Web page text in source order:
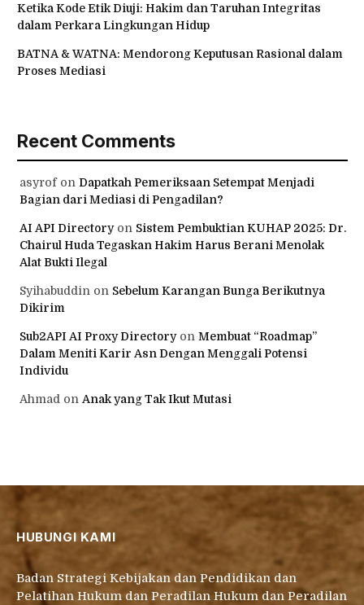
Ketika Kode Etik Diuji: Hakim dan Taruhan Integritas
dalam Perkara Lingkungan Hidup
BATNA & WATNA: Mendorong Keputusan Rasional dalam
Proses Mediasi
Recent Comments
asyrofon Dapatkah Pemeriksaan Setempat Menjadi
Bagian dari Mediasi di Pengadilan?
AI API Directoryon Sistem Pembuktian KUHAP 2025: Dr.
Chairul Huda Tegaskan Hakim Harus Berani Menolak
Alat Bukti Ilegal
Syihabuddin on Sebelum Karangan Bunga Berikutnya
Dikirim
Sub2API AI Proxy Directoryon Membuat “Roadmap”
Dalam Meniti Karir Asn Dengan Menggali Potensi
Individu
Ahmad on Anak yang Tak Ikut Mutasi
HUBUNGI KAMI
Badan Strategi Kebijakan dan Pendidikan dan
Pelatihan Hukum dan Peradilan Hukum dan Peradilan